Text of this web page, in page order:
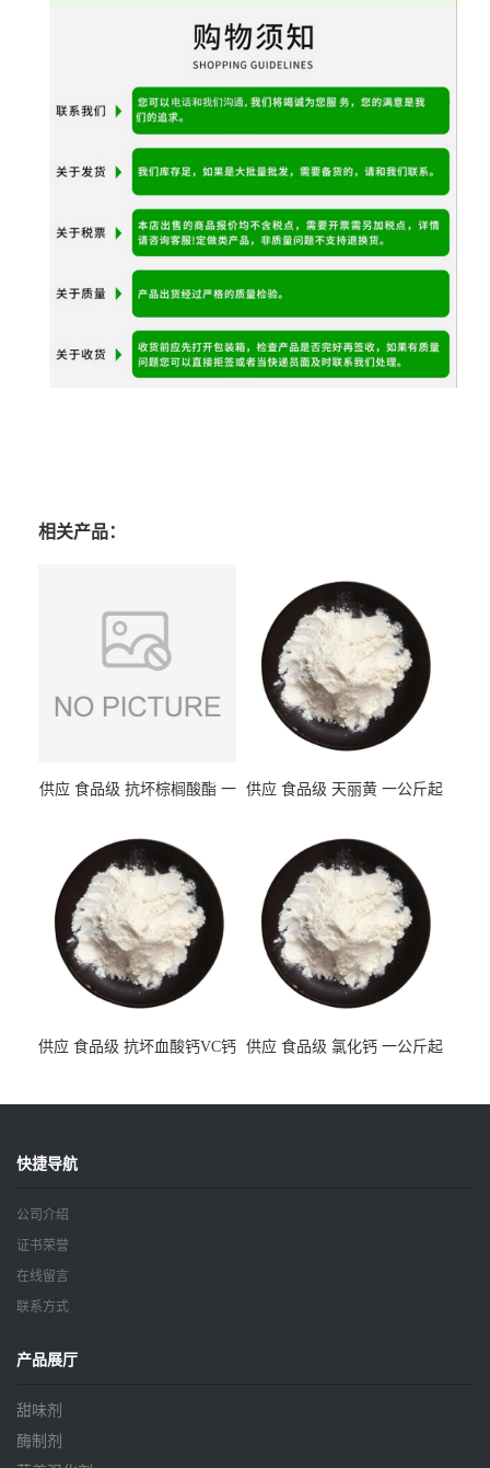
相关产品：
供应 食品级 抗坏棕榈酸酯 一
供应 食品级 天丽黄 一公斤起
供应 食品级 抗坏血酸钙VC钙 供应 食品级 氯化钙 一公斤起
快捷导航
公司介绍
证书荣誉
在线留言
联系方式
产品展厅
甜味剂
酶制剂